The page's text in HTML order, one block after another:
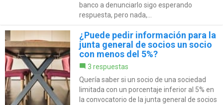
banco a denunciarlo sigo esperando
respuesta, pero nada,...
¿Puede pedir información para la
junta general de socios un socio
con menos del 5%?
3 respuestas
Quería saber si un socio de una sociedad
limitada con un porcentaje inferior al 5% en
la convocatorio de la junta general de socios